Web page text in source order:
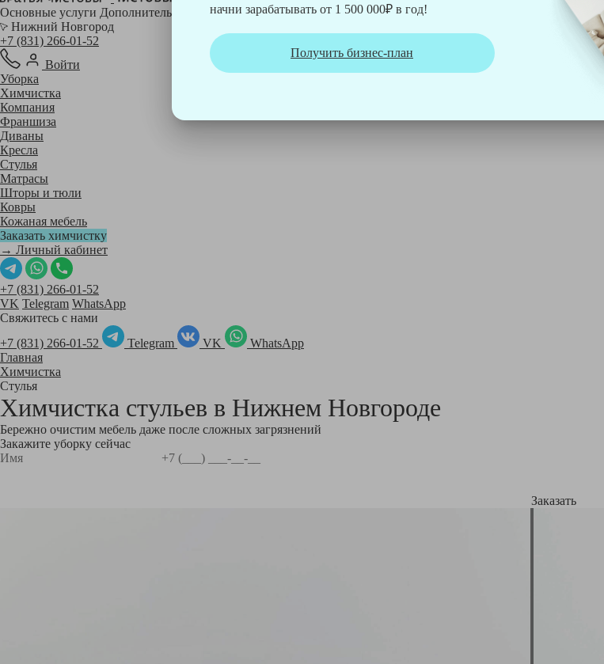
начни зарабатывать от 1 500 000₽ в год!
Получить бизнес-план
Основные услуги Дополнительные
Нижний Новгород
+7 (831) 266-01-52
Войти
Уборка
Химчистка
Компания
Франшиза
Диваны
Кресла
Стулья
Матрасы
Шторы и тюли
Ковры
Кожаная мебель
Заказать химчистку
→ Личный кабинет
+7 (831) 266-01-52
VK Telegram WhatsApp
Свяжитесь с нами
+7 (831) 266-01-52
Telegram VK
WhatsApp
Главная
Химчистка
Стулья
Химчистка стульев в Нижнем Новгороде
Бережно очистим мебель даже после сложных загрязнений
Закажите уборку сейчас
Заказать